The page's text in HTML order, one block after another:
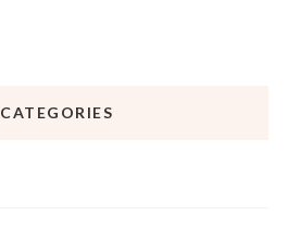
CATEGORIES